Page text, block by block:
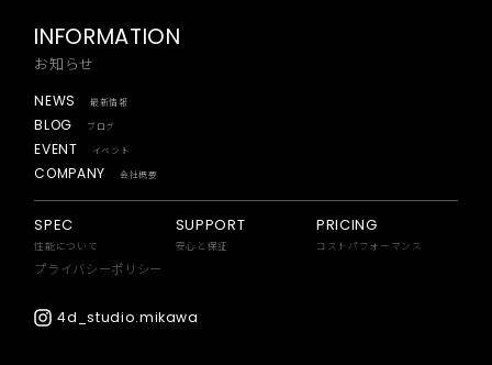
INFORMATION
お知らせ
NEWS 最新情報
BLOG ブログ
EVENT イベント
COMPANY 会社概要
4d_studio.mikawa
SPEC
性能について
SUPPORT
安心と保証
PRICING
コストパフォーマンス
プライバシーポリシー